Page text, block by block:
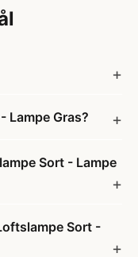
Lampe Gras?
Sort - Lampe
Sort -